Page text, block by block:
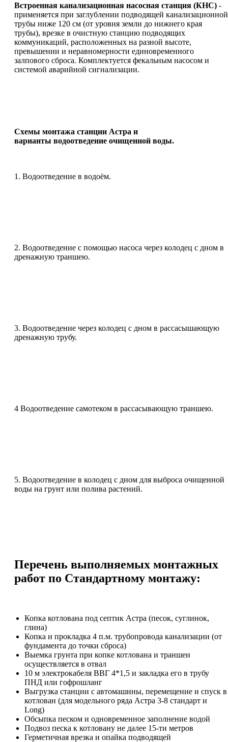
Встроенная канализационная насосная станция (КНС) -
применяется при заглублении подводящей канализационной
трубы ниже 120 см (от уровня земли до нижнего края
трубы), врезке в очистную станцию подводящих
коммуникаций, расположенных на разной высоте,
превышении и неравномерности единовременного
залпового сброса. Комплектуется фекальным насосом и
системой аварийной сигнализации.
Схемы монтажа станции Астра и
варианты водоотведение очищенной воды.
1. Водоотведение в водоём.
2. Водоотведение с помощью насоса через колодец с дном в
дренажную траншею.
3. Водоотведение через колодец с дном в рассасышающую
дренажную трубу.
4 Водоотведение самотеком в рассасывающую траншею.
5. Водоотведение в колодец с дном для выброса очищенной
воды на грунт или полива растений.
Перечень выполняемых монтажных
работ по Стандартному монтажу:
Копка котлована под септик Астра (песок, суглинок,
глина)
Копка и прокладка 4 п.м. трубопровода канализации (от
фундамента до точки сброса)
Выемка грунта при копке котлована и траншеи
осуществляется в отвал
10 м электрокабеля ВВГ 4*1,5 и закладка его в трубу
ПНД или гофрошланг
Выгрузка станции с автомашины, перемещение и спуск в
котлован (для модельного ряда Астра 3-8 стандарт и
Long)
Обсыпка песком и одновременное заполнение водой
Подвоз песка к котловану не далее 15-ти метров
Герметичная врезка и опайка подводящей